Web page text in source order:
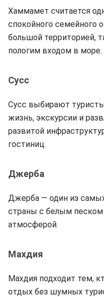
Хаммамет считается
спокойного семейного
большой территорией,
пологим входом в море.
Сусс
Сусс выбирают
жизнь, экскурсии и
развитой
гостиниц.
Джерба
Джерба — один из
страны с белым песком
атмосферой.
Махдия
Махдия подходит тем,
отдых без шумных